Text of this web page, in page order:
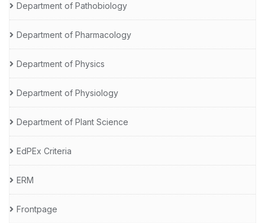
Department of Pathobiology
Department of Pharmacology
Department of Physics
Department of Physiology
Department of Plant Science
EdPEx Criteria
ERM
Frontpage